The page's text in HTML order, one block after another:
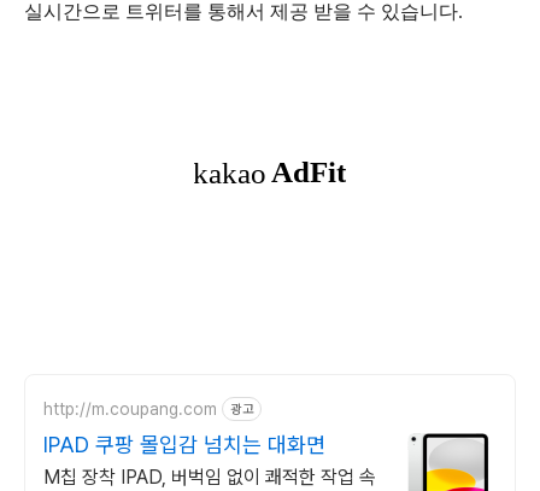
실시간으로 트위터를 통해서 제공 받을 수 있습니다.
http://m.coupang.com 광고
IPAD 쿠팡 몰입감 넘치는 대화면
M칩 장착 IPAD, 버벅임 없이 쾌적한 작업 속